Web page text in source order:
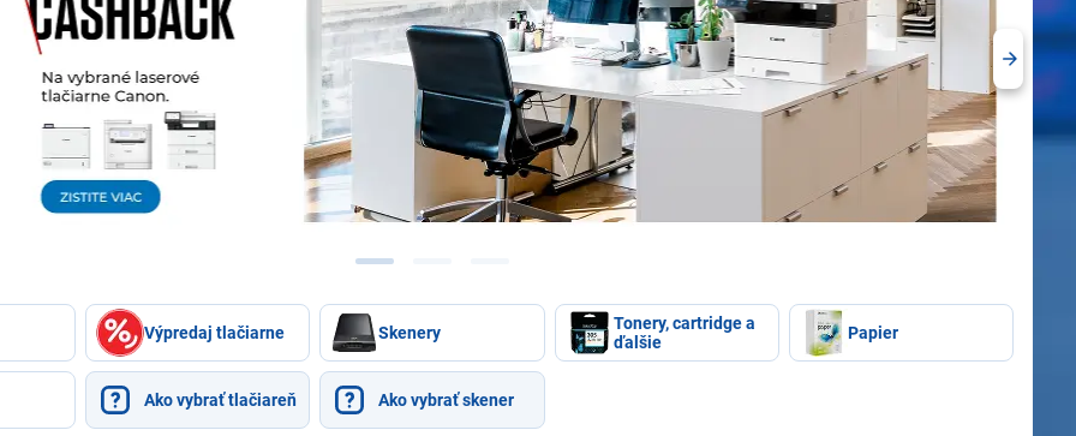
Výpredaj tlačiarne Skenery
Tonery, cartridge a
ďalšie
Papier
Ako vybrať tlačiareň Ako vybrať skener